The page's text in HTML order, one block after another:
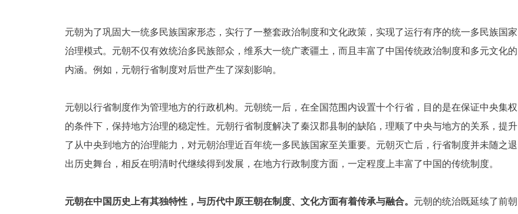
元朝为了巩固大一统多民族国家形态，实行了一整套政治制度和文化政策，实现了运行有序的统一多民族国家
治理模式。元朝不仅有效统治多民族部众，维系大一统广袤疆土，而且丰富了中国传统政治制度和多元文化的
内涵。例如，元朝行省制度对后世产生了深刻影响。
元朝以行省制度作为管理地方的行政机构。元朝统一后，在全国范围内设置十个行省，目的是在保证中央集权
的条件下，保持地方治理的稳定性。元朝行省制度解决了秦汉郡县制的缺陷，理顺了中央与地方的关系，提升
了从中央到地方的治理能力，对元朝治理近百年统一多民族国家至关重要。元朝灭亡后，行省制度并未随之退
出历史舞台，相反在明清时代继续得到发展，在地方行政制度方面，一定程度上丰富了中国的传统制度。
元朝在中国历史上有其独特性，与历代中原王朝在制度、文化方面有着传承与融合。 元朝的统治既延续了前朝